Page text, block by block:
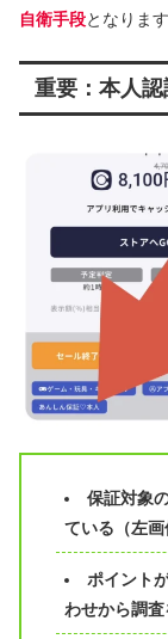
自衛手段となります
重要：本人
保証対象
ている（左画
ポイント
わせから調